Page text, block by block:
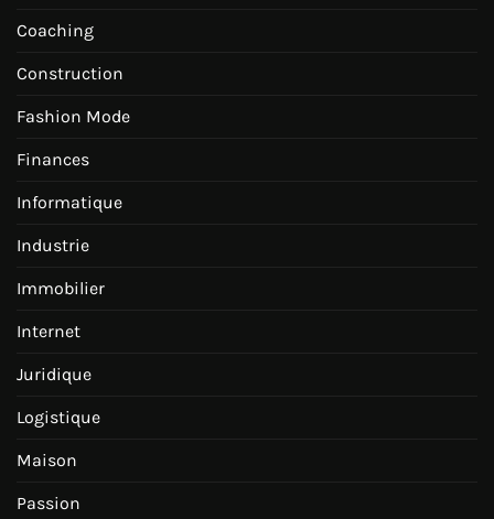
Coaching
Construction
Fashion Mode
Finances
Informatique
Industrie
Immobilier
Internet
Juridique
Logistique
Maison
Passion